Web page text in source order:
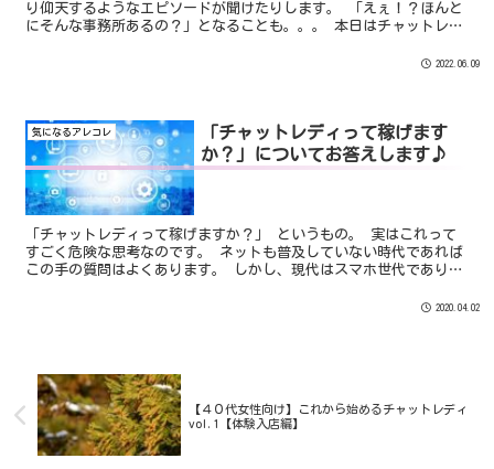
り仰天するようなエピソードが聞けたりします。 「えぇ！？ほんと
にそんな事務所あるの？」となることも。。。 本日はチャットレデ
2022.06.09
気になるアレコレ
「チャットレディって稼げます
か？」についてお答えします♪
「チャットレディって稼げますか？」 というもの。 実はこれって
すごく危険な思考なのです。 ネットも普及していない時代であれば
この手の質問はよくあります。 しかし、現代はスマホ世代でありい
2020.04.02
【４０代女性向け】これから始めるチャットレディ
vol.1【体験入店編】